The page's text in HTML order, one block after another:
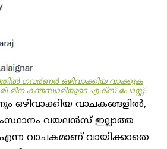
​ഗവർണർ ഒഴിവാക്കിയ വാക്കുക
മീന കന്തസ്വാമിയുടെ എക്സ് പോസ്റ്റ്.
ഒഴിവാക്കിയ വാചകങ്ങളിൽ,
വയലൻസ് ഇല്ലാത്ത
വാചകമാണ് വായിക്കാതെ